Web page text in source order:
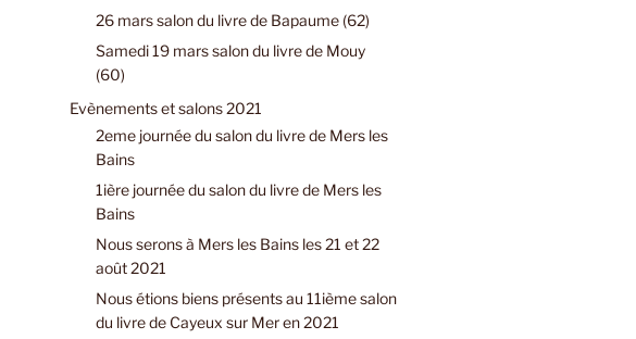
26 mars salon du livre de Bapaume (62)
Samedi 19 mars salon du livre de Mouy
(60)
Evènements et salons 2021
2eme journée du salon du livre de Mers les
Bains
1ière journée du salon du livre de Mers les
Bains
Nous serons à Mers les Bains les 21 et 22
août 2021
Nous étions biens présents au 11ième salon
du livre de Cayeux sur Mer en 2021